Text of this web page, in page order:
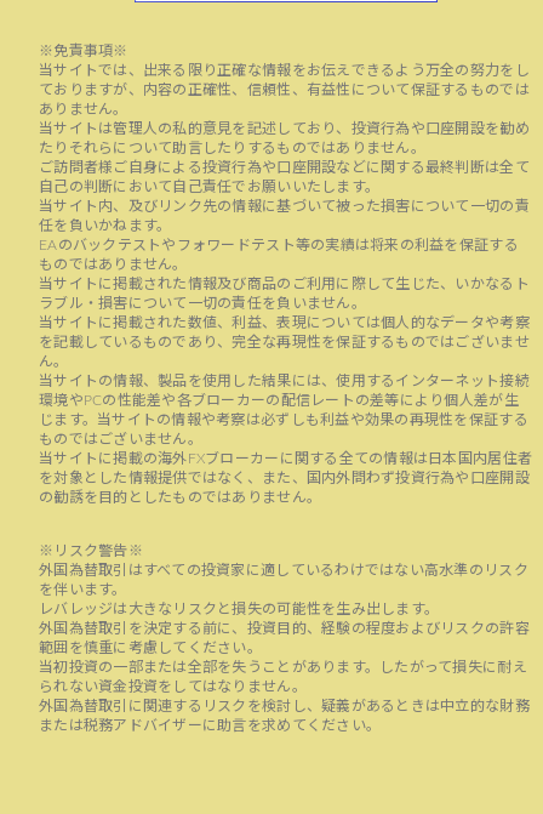
※免責事項※
当サイトでは、出来る限り正確な情報をお伝えできるよう万全の努力をし
ておりますが、内容の正確性、信頼性、有益性について保証するものでは
ありません。
当サイトは管理人の私的意見を記述しており、投資行為や口座開設を勧め
たりそれらについて助言したりするものではありません。
ご訪問者様ご自身による投資行為や口座開設などに関する最終判断は全て
自己の判断において自己責任でお願いいたします。
当サイト内、及びリンク先の情報に基づいて被った損害について一切の責
任を負いかねます。
EAのバックテストやフォワードテスト等の実績は将来の利益を保証する
ものではありません。
当サイトに掲載された情報及び商品のご利用に際して生じた、いかなるト
ラブル・損害について一切の責任を負いません。
当サイトに掲載された数値、利益、表現については個人的なデータや考察
を記載しているものであり、完全な再現性を保証するものではございませ
ん。
当サイトの情報、製品を使用した結果には、使用するインターネット接続
環境やPCの性能差や各ブローカーの配信レートの差等により個人差が生
じます。当サイトの情報や考察は必ずしも利益や効果の再現性を保証する
ものではございません。
当サイトに掲載の海外FXブローカーに関する全ての情報は日本国内居住者
を対象とした情報提供ではなく、また、国内外問わず投資行為や口座開設
の勧誘を目的としたものではありません。
※リスク警告※
外国為替取引はすべての投資家に適しているわけではない高水準のリスク
を伴います。
レバレッジは大きなリスクと損失の可能性を生み出します。
外国為替取引を決定する前に、投資目的、経験の程度およびリスクの許容
範囲を慎重に考慮してください。
当初投資の一部または全部を失うことがあります。したがって損失に耐え
られない資金投資をしてはなりません。
外国為替取引に関連するリスクを検討し、疑義があるときは中立的な財務
または税務アドバイザーに助言を求めてください。